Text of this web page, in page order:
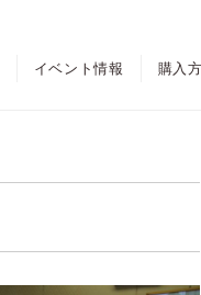
イベント情報 購入